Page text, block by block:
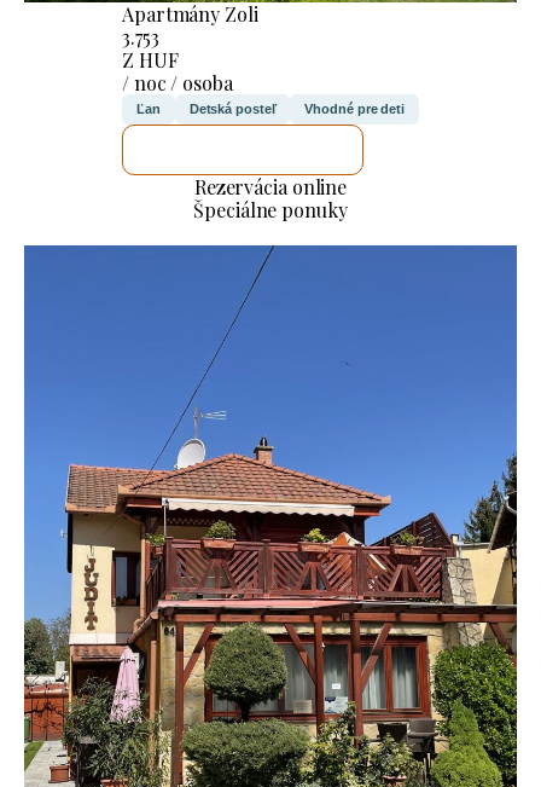
Apartmány Zoli
3.753
Z HUF
/ noc / osoba
Ľan Detská posteľ Vhodné pre deti
Rezervácia online
Špeciálne ponuky